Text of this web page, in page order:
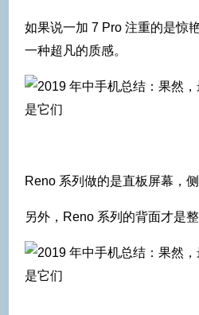
如果说一加 7 Pro 注重的是惊
一种超凡的质感。
Reno 系列做的是直板屏幕，侧
另外，Reno 系列的背面才是